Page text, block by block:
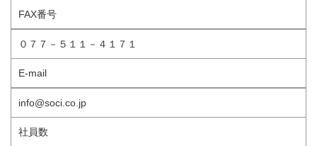
FAX番号
０７７－５１１－４１７１
E-mail
info@soci.co.jp
社員数